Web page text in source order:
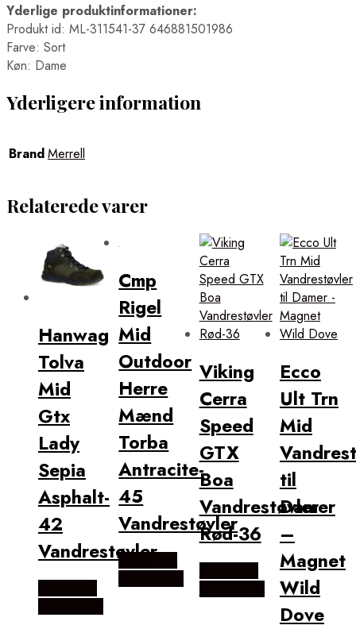
Yderlige produktinformationer:
Produkt id: ML-311541-37 646881501986
Farve: Sort
Køn: Dame
Yderligere information
BrandMerrell
Relaterede varer
Hanwag
Tolva
Mid
Gtx
Lady
Sepia
Asphalt-
42
Vandrestøvler
Cmp
Rigel
Mid
Outdoor
Herre
Mænd
Torba
Antracite-
45
Vandrestøvler
Viking
Cerra
Speed
GTX
Boa
Vandrestøvler
Rød-36
Ecco
Ult Trn
Mid
til
Damer
–
Magnet
Wild
Dove